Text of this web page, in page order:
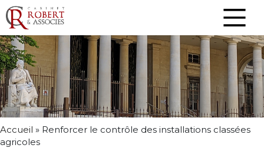
Accueil » Renforcer le contrôle des installations classées
agricoles